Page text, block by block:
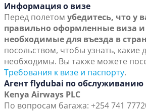
Информация о визе
Перед полетом убедитесь, что у
правильно оформленные виза
необходимые для въезда в
посольством, чтобы узнать, какие
необходимы. Вы также можете
Требования к визе и паспорту.
Агент flydubai по обслуживанию
Kenya Airways PLC
По вопросам багажа: +254 741